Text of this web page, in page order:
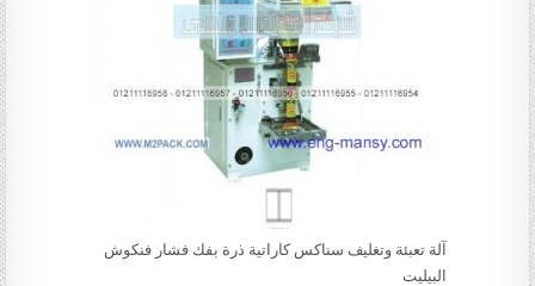
آلة تعبئة وتغليف سناكس كاراتية ذرة بفك فشار فنكوش
البيليت